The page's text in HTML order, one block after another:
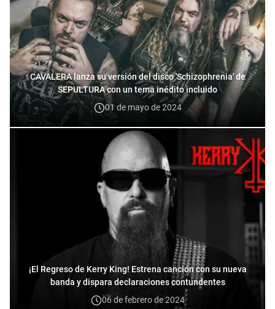
CAVALERA lanza su versión del disco 'Schizophrenia' de
SEPULTURA con un tema inédito incluido
01 de mayo de 2024
¡El Regreso de Kerry King! Estrena canción con su nueva
banda y dispara declaraciones contundentes
06 de febrero de 2024